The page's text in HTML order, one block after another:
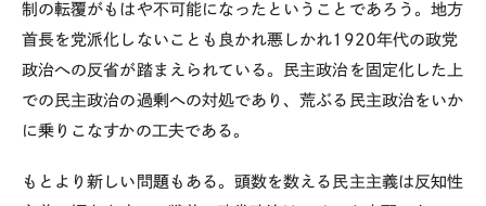
制の転覆がもはや不可能になったということであろう。地方
首長を党派化しないことも良かれ悪しかれ1920年代の政党
政治への反省が踏まえられている。民主政治を固定化した上
での民主政治の過剰への対処であり、荒ぶる民主政治をいか
に乗りこなすかの工夫である。
もとより新しい問題もある。頭数を数える民主主義は反知性